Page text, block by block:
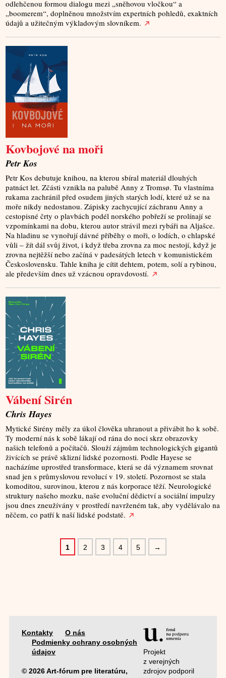
odlehčenou formou dialogu mezi „sněhovou vločkou“ a
„boomerem“, doplněnou množstvím expertních pohledů, exaktních
údajů a užitečným výkladovým slovníkem.
Kovbojové na moři
Petr Kos
Petr Kos debutuje knihou, na kterou sbíral materiál dlouhých
patnáct let. Zčásti vznikla na palubě Anny z Tromsø. Tu vlastníma
rukama zachránil před osudem jiných starých lodí, které už se na
moře nikdy nedostanou. Zápisky zachycující záchranu Anny a
cestopisné črty o plavbách podél norského pobřeží se prolínají se
vzpomínkami na dobu, kterou autor strávil mezi rybáři na Aljašce.
Na hladinu se vynořují dávné příběhy o moři, o lodích, o chlapské
vůli – žít dál svůj život, i když třeba zrovna za moc nestojí, když je
zrovna nejtěžší nebo začíná v padesátých letech v komunistickém
Československu. Tahle kniha je cítit dehtem, potem, solí a rybinou,
ale především dnes už vzácnou opravdovostí.
Vábení Sirén
Chris Hayes
Mytické Sirény měly za úkol člověka uhranout a přivábit ho k sobě.
Ty moderní nás k sobě lákají od rána do noci skrz obrazovky
našich telefonů a počítačů. Slouží zájmům technologických gigantů
živících se právě sklizní lidské pozornosti. Podle Hayese se
nacházíme uprostřed transformace, která se dá významem srovnat
snad jen s průmyslovou revolucí v 19. století. Pozornost se stala
komoditou, surovinou, kterou z nás korporace těží. Neurologické
struktury našeho mozku, naše evoluční dědictví a sociální impulzy
jsou dnes zneužívány v prostředí navrženém tak, aby vydělávalo na
něčem, co patří k naší lidské podstatě.
1 2 3 4 5 →
Kontakty
O nás
Podmienky ochrany osobných
údajov
© 2026 Art-fórum pre literatúru,
Projekt
z verejných
zdrojov podporil